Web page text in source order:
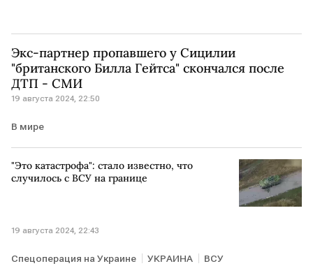
Экс-партнер пропавшего у Сицилии
"британского Билла Гейтса" скончался после
ДТП - СМИ
19 августа 2024, 22:50
В мире
"Это катастрофа": стало известно, что
случилось с ВСУ на границе
19 августа 2024, 22:43
Спецоперация на Украине УКРАИНА ВСУ